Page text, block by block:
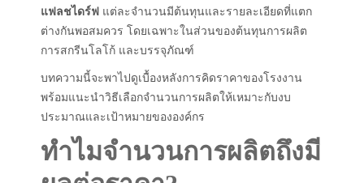
แฟลชไดร์ฟ แต่ละจำนวนมีต้นทุนและรายละเอียดที่แตก
ต่างกันพอสมควร โดยเฉพาะในส่วนของต้นทุนการผลิต
การสกรีนโลโก้ และบรรจุภัณฑ์
บทความนี้จะพาไปดูเบื้องหลังการคิดราคาของโรงงาน
พร้อมแนะนำวิธีเลือกจำนวนการผลิตให้เหมาะกับงบ
ประมาณและเป้าหมายขององค์กร
ทำไมจำนวนการผลิตถึงมี